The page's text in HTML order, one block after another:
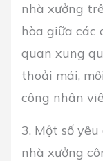
nhà xưởng
hòa giữa các
quan xung
thoải mái,
công nhân
3. Một số
nhà xưởng